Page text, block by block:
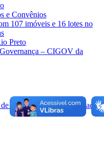
e Convênios
107 imóveis e 16 lotes no
Preto
– CIGOV da
Dados Pessoais (atualizado